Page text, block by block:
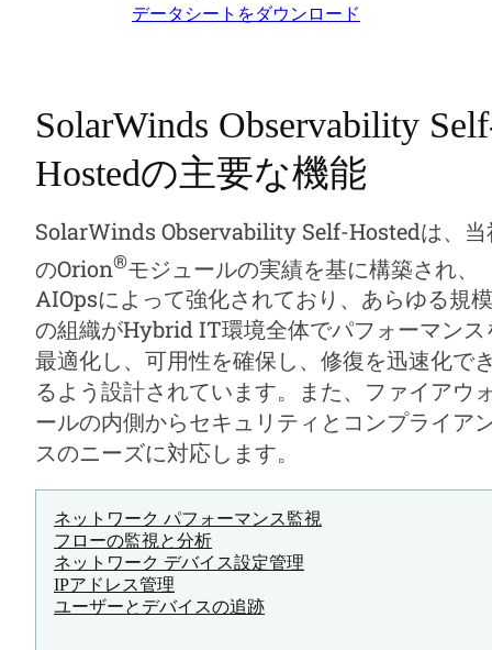
データシートをダウンロード
SolarWinds Observability
Hostedの主要な機能
SolarWinds Observability Self-Hostedは、当
のOrion®モジュールの実績を基に構築され、
AIOpsによって強化されており、あらゆる規模
の組織がHybrid IT環境全体でパフォーマンス
最適化し、可用性を確保し、修復を迅速化で
るよう設計されています。また、ファイアウ
ールの内側からセキュリティとコンプライア
スのニーズに対応します。
ネットワーク パフォーマンス監視
フローの監視と分析
ネットワーク デバイス設定管理
IPアドレス管理
ユーザーとデバイスの追跡